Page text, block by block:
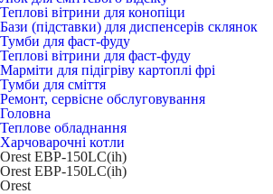
Теплові вітрини для конопіци
Бази (підставки) для диспенсерів склянок
Тумби для фаст-фуду
Теплові вітрини для фаст-фуду
Марміти для підігріву картоплі фрі
Тумби для сміття
Ремонт, сервісне обслуговування
Головна
Теплове обладнання
Харчоварочні котли
Orest EBP-150LC(ih)
Orest EBP-150LC(ih)
Orest